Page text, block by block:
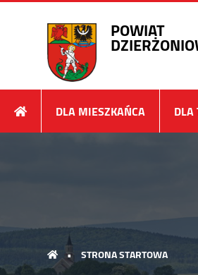
POWIAT
DLA MIESZKAŃCA DLA
• STRONA STARTOWA